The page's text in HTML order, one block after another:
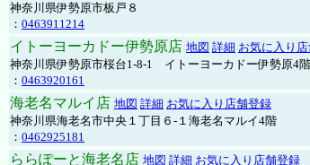
神奈川県伊勢原市板戸８
： 0463911214
イトーヨーカドー伊勢原店 地図 詳細 お気に入り
神奈川県伊勢原市桜台1-8-1 イトーヨーカドー伊勢原4階
： 0463920161
海老名マルイ店 地図 詳細 お気に入り店舗登録
神奈川県海老名市中央１丁目６-１海老名マルイ4階
： 0462925181
ららぽーと海老名店 地図 詳細 お気に入り店舗登録